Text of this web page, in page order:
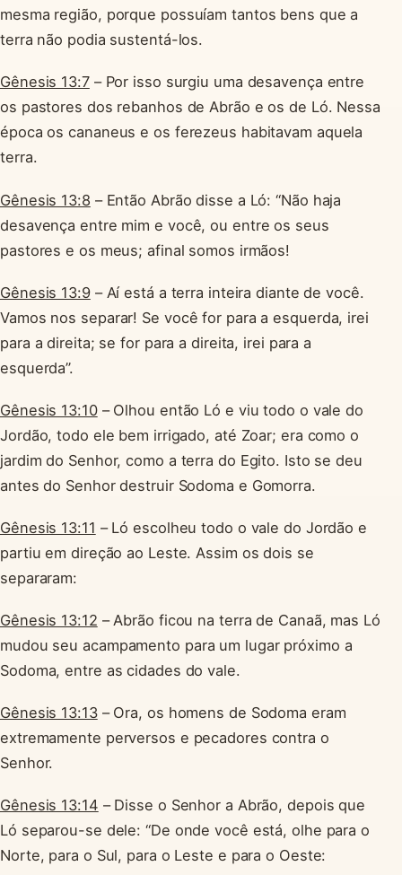
mesma região, porque possuíam tantos bens que a
terra não podia sustentá-los.
Gênesis 13:7– Por isso surgiu uma desavença entre
os pastores dos rebanhos de Abrão e os de Ló. Nessa
época os cananeus e os ferezeus habitavam aquela
terra.
Gênesis 13:8 – Então Abrão disse a Ló: “Não haja
desavença entre mim e você, ou entre os seus
pastores e os meus; afinal somos irmãos!
Gênesis 13:9– Aí está a terra inteira diante de você.
Vamos nos separar! Se você for para a esquerda, irei
para a direita; se for para a direita, irei para a
esquerda”.
Gênesis 13:10– Olhou então Ló e viu todo o vale do
Jordão, todo ele bem irrigado, até Zoar; era como o
jardim do Senhor, como a terra do Egito. Isto se deu
antes do Senhor destruir Sodoma e Gomorra.
Gênesis 13:11 – Ló escolheu todo o vale do Jordão e
partiu em direção ao Leste. Assim os dois se
separaram:
Gênesis 13:12 – Abrão ficou na terra de Canaã, mas Ló
mudou seu acampamento para um lugar próximo a
Sodoma, entre as cidades do vale.
Gênesis 13:13– Ora, os homens de Sodoma eram
extremamente perversos e pecadores contra o
Senhor.
Gênesis 13:14 – Disse o Senhor a Abrão, depois que
Ló separou-se dele: “De onde você está, olhe para o
Norte, para o Sul, para o Leste e para o Oeste: